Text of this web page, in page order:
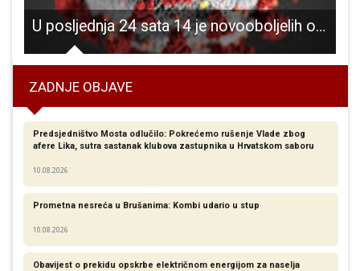
U posljednja 24 sata 14 je novooboljelih osoba, u Perušiću jedan ugostiteljski objekt prekoračio radno vrijeme
ZADNJE OBJAVE
Predsjedništvo Mosta odlučilo: Pokrećemo rušenje Vlade zbog
afere Lika, sutra sastanak klubova zastupnika u Hrvatskom saboru
10.08.2026
Prometna nesreća u Brušanima: Kombi udario u stup
10.08.2026
Obavijest o prekidu opskrbe električnom energijom za naselja